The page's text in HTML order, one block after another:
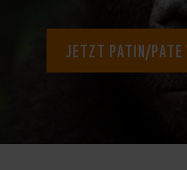
JETZT PATIN/PATE